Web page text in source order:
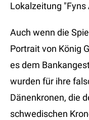
Lokalzeitung "Fyns
Auch wenn die
Portrait von König
es dem
wurden für ihre
Dänenkronen, die
schwedischen